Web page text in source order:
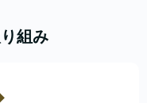
組み